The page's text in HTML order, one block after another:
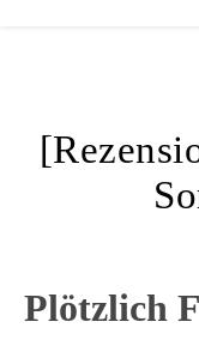
Plötzlich